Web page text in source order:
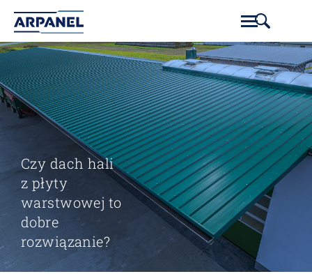
Czy dach hali
z płyty
warstwowej to
dobre
rozwiązanie?